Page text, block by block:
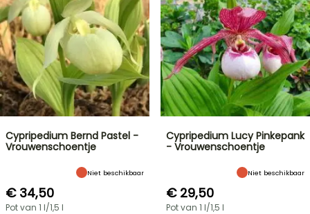
Cypripedium Bernd Pastel -
Vrouwenschoentje
Niet beschikbaar
€ 34,50
Pot van 1 l/1,5 l
Cypripedium Lucy Pinkepank
- Vrouwenschoentje
Niet beschikbaar
€ 29,50
Pot van 1 l/1,5 l